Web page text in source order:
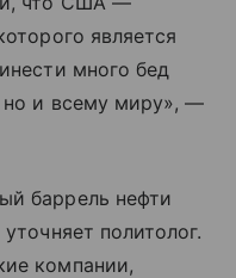
является
много бед
но и всему миру», —
баррель нефти
политолог.
компании,